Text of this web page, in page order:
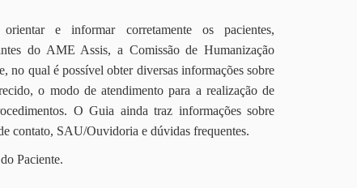
e informar corretamente os pacientes,
do AME Assis, a Comissão de Humanização
no qual é possível obter diversas informações sobre
o modo de atendimento para a realização de
O Guia ainda traz informações sobre
contato, SAU/Ouvidoria e dúvidas frequentes.
Paciente.